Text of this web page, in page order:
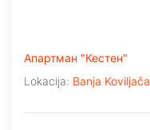
Апартман "Кестен"
Lokacija: Banja Koviljača